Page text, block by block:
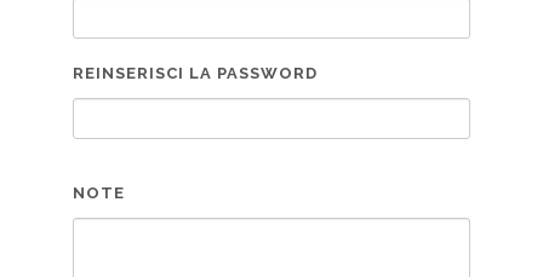
REINSERISCI LA PASSWORD
NOTE